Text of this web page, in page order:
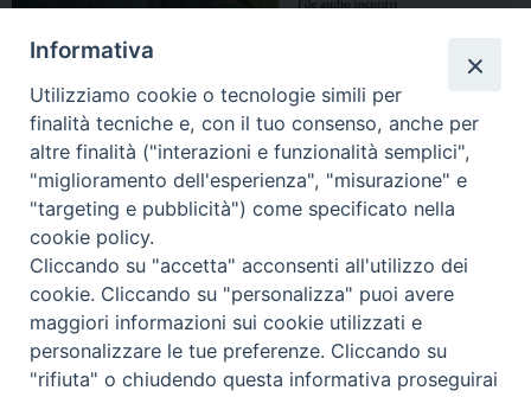
Informativa
Utilizziamo cookie o tecnologie simili per
finalità tecniche e, con il tuo consenso, anche per
altre finalità ("interazioni e funzionalità semplici",
"miglioramento dell'esperienza", "misurazione" e
"targeting e pubblicità") come specificato nella
cookie policy.
Cliccando su "accetta" acconsenti all'utilizzo dei
cookie. Cliccando su "personalizza" puoi avere
maggiori informazioni sui cookie utilizzati e
personalizzare le tue preferenze. Cliccando su
"rifiuta" o chiudendo questa informativa proseguirai